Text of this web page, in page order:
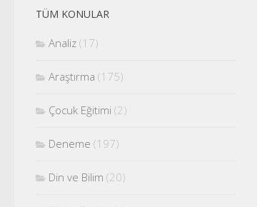
TÜM KONULAR
Analiz (17)
Araştırma (175)
Çocuk Eğitimi (2)
Deneme (197)
Din ve Bilim (20)